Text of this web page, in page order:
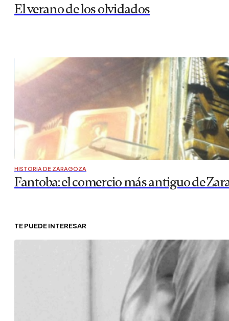
El verano de los olvidados
HISTORIA DE ZARAGOZA
Fantoba: el comercio más antiguo de
TE PUEDE INTERESAR